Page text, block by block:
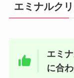
エミナルク
エミ
に合